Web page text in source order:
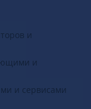
и
и
и сервисами